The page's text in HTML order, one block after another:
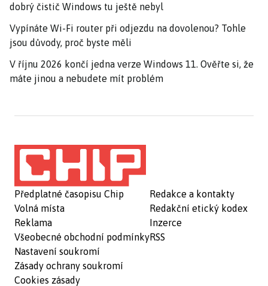
dobrý čistič Windows tu ještě nebyl
Vypínáte Wi-Fi router při odjezdu na dovolenou? Tohle
jsou důvody, proč byste měli
V říjnu 2026 končí jedna verze Windows 11. Ověřte si, že
máte jinou a nebudete mít problém
Předplatné časopisu Chip
Volná místa
Reklama
Všeobecné obchodní podmínky
Nastavení soukromí
Zásady ochrany soukromí
Cookies zásady
Redakce a kontakty
Redakční etický kodex
Inzerce
RSS